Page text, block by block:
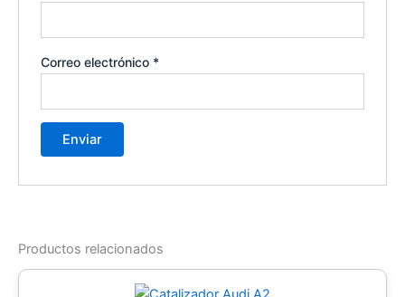
Correo electrónico *
Productos relacionados